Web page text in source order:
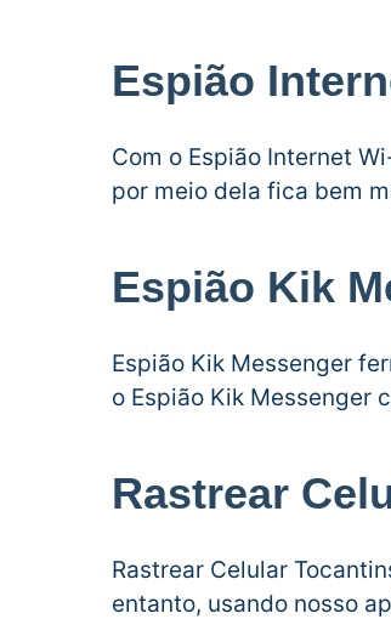
Espião
Com o Espião Internet
por meio dela fica bem
Espião Kik
Espião Kik Messenger
o Espião Kik Messenger
Rastrear
Rastrear Celular
entanto, usando nosso